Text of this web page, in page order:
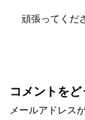
頑張ってくだ
コメントをど
メールアドレス